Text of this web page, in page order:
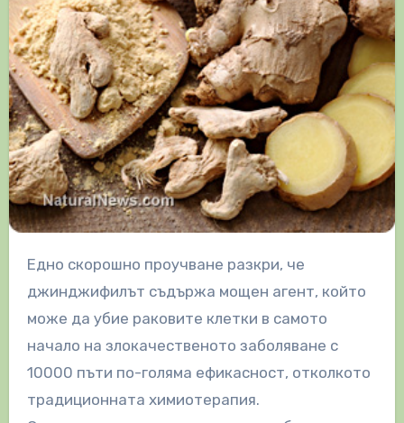
Едно скорошно проучване разкри, че
джинджифилът съдържа мощен агент, който
може да убие раковите клетки в самото
начало на злокачественото заболяване с
10000 пъти по-голяма ефикасност, отколкото
традиционната химиотерапия.